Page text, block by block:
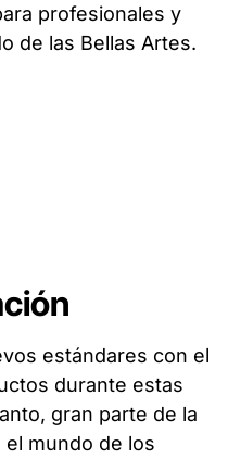
profesionales y
de las Bellas Artes.
estándares con el
durante estas
gran parte de la
mundo de los